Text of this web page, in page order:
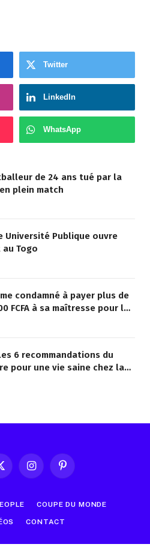
Twitter
LinkedIn
WhatsApp
de 24 ans tué par la
plein match
Université Publique ouvre
Togo
condamné à payer plus de
FCFA à sa maîtresse pour lui
6 recommandations du
pour une vie saine chez la
X
InstagramPinterest
COUPE DU MONDE
CONTACT